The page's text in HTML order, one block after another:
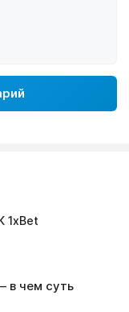
1xBet
в чем суть